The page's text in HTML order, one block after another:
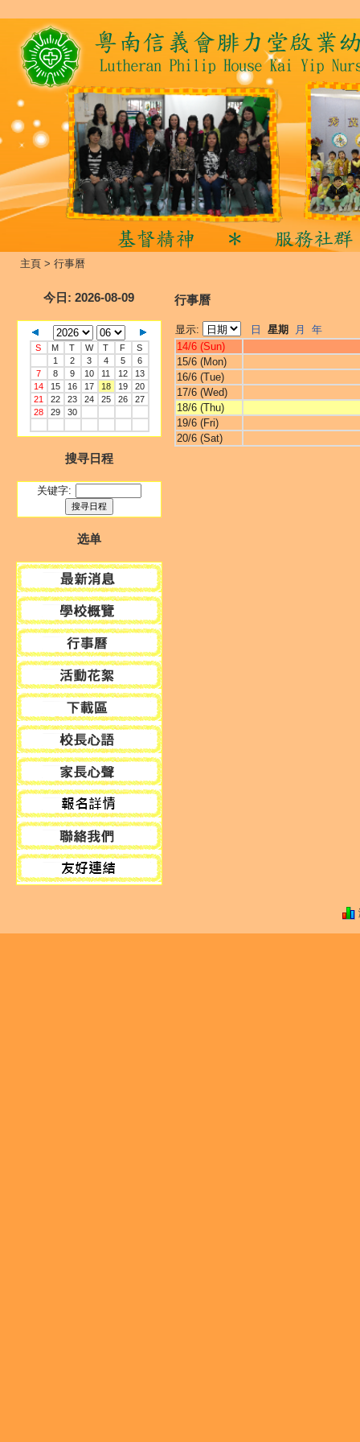
主頁 > 行事曆
今日 : 2026-08-09
S M T W T F
S
1
2 3 4 5
6
7
8 9 10 11 12
13
14
15 16 17 18 19
20
21
22 23 24 25 26
27
28
29 30
搜寻日程
关键字:
选单
行事曆
显示: 日 星期 月
年
14/6 (Sun)
15/6 (Mon)
16/6 (Tue)
17/6 (Wed)
18/6 (Thu)
19/6 (Fri)
20/6 (Sat)